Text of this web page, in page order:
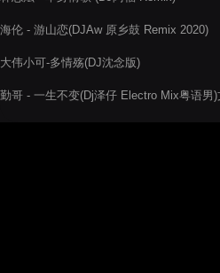
海伦 - 游山恋(DJAw 原乡鼓 Remix 2020)
大伟小可-多情殇(DJ沈念版)
勤哥 - 一生不变(Dj泽仔 Electro Mix粤语男